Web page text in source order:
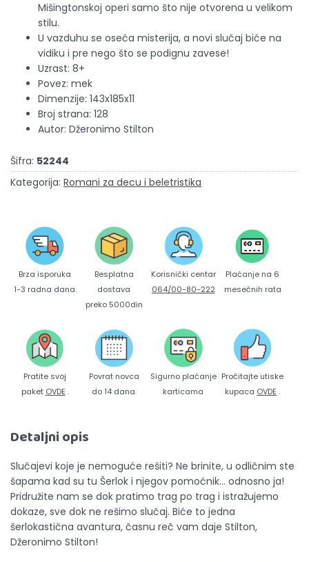
Mišingtonskoj operi samo što nije otvorena u velikom
stilu.
U vazduhu se oseća misterija, a novi slučaj biće na
vidiku i pre nego što se podignu zavese!
Uzrast: 8+
Povez: mek
Dimenzije: 143x185x11
Broj strana: 128
Autor: Džeronimo Stilton
Šifra: 52244
Kategorija: Romani za decu i beletristika
Brza isporuka
1-3 radna dana.
Besplatna
dostava
preko 5000din
Korisnički centar
064/00-80-222
Plaćanje na 6
mesečnih rata
Pratite svoj
paket OVDE .
Povrat novca
do 14 dana.
Sigurno plaćanje
karticama
Pročitajte utiske
kupaca OVDE .
Detaljni opis
Slučajevi koje je nemoguće rešiti? Ne brinite, u odličnim ste
šapama kad su tu Šerlok i njegov pomoćnik… odnosno ja!
Pridružite nam se dok pratimo trag po trag i istražujemo
dokaze, sve dok ne rešimo slučaj. Biće to jedna
šerlokastična avantura, časnu reč vam daje Stilton,
Džeronimo Stilton!